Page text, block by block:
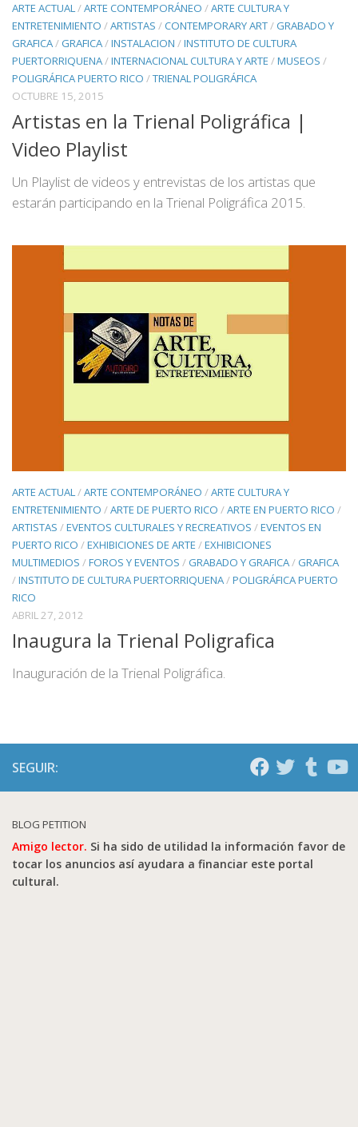
ARTE ACTUAL/ARTE CONTEMPORÁNEO /ARTE CULTURA Y
ENTRETENIMIENTO /ARTISTAS /CONTEMPORARY ART/ GRABADO Y
GRAFICA/ GRAFICA/INSTALACION /INSTITUTO DE CULTURA
PUERTORRIQUENA/INTERNACIONAL CULTURA Y ARTE /MUSEOS /
POLIGRÁFICA PUERTO RICO /TRIENAL POLIGRÁFICA
OCTUBRE 15, 2015
Artistas en la Trienal Poligráfica |
Video Playlist
Un Playlist de videos y entrevistas de los artistas que
estarán participando en la Trienal Poligráfica 2015.
ARTE ACTUAL/ARTE CONTEMPORÁNEO /ARTE CULTURA Y
ENTRETENIMIENTO /ARTE DE PUERTO RICO /ARTE EN PUERTO RICO /
ARTISTAS /EVENTOS CULTURALES Y RECREATIVOS /EVENTOS EN
PUERTO RICO /EXHIBICIONES DE ARTE /EXHIBICIONES
MULTIMEDIOS /FOROS Y EVENTOS / GRABADO Y GRAFICA/ GRAFICA
/INSTITUTO DE CULTURA PUERTORRIQUENA/POLIGRÁFICA PUERTO
RICO
ABRIL 27, 2012
Inaugura la Trienal Poligrafica
Inauguración de la Trienal Poligráfica.
SEGUIR:
BLOG PETITION
Amigo lector. Si ha sido de utilidad la información favor de
tocar los anuncios así ayudara a financiar este portal
cultural.